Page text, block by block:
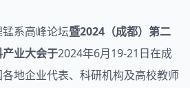
系高峰论坛暨2024（成都）第二
业大会于2024年6月19-21日在成
地企业代表、科研机构及高校教师